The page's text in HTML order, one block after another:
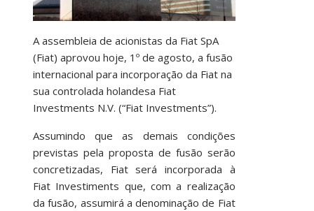
A assembleia de acionistas da Fiat SpA
(Fiat) aprovou hoje, 1º de agosto, a fusão
internacional para incorporação da Fiat na
sua controlada holandesa Fiat
Investments N.V. (“Fiat Investments”).
Assumindo que as demais condições
previstas pela proposta de fusão serão
concretizadas, Fiat será incorporada à
Fiat Investiments que, com a realização
da fusão, assumirá a denominação de Fiat